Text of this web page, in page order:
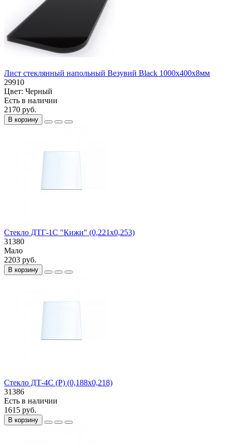
Лист стеклянный напольный Везувий Black 1000х400х8мм
29910
Цвет: Черный
Есть в наличии
2170 руб.
В корзину
Стекло ДТГ-1С "Кижи" (0,221х0,253)
31380
Мало
2203 руб.
В корзину
Стекло ДТ-4С (Р) (0,188х0,218)
31386
Есть в наличии
1615 руб.
В корзину